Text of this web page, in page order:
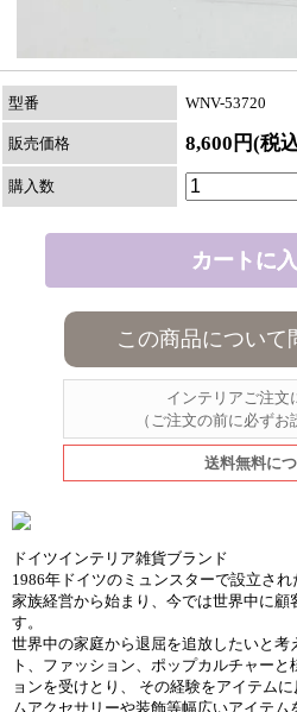
型番 WNV-53720
販売価格 8,600円(税
購入数
この商品について
インテリアご注文
（ご注文の前に必ずお
送料無料に
ドイツインテリア雑貨ブランド
1986年ドイツのミュンスターで設立され
家族経営から始まり、今では世界中に顧
す。
世界中の家庭から退屈を追放したいと考
ト、ファッション、ポップカルチャー
ョンを受けとり、 その経験をアイテム
ムアクセサリーや装飾等幅広いアイテム